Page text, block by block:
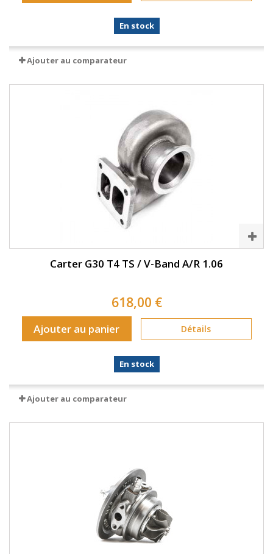
En stock
Ajouter au comparateur
Carter G30 T4 TS / V-Band A/R 1.06
618,00 €
Ajouter au panier Détails
En stock
Ajouter au comparateur